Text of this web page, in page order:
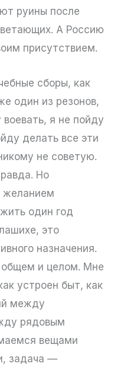
руины после
А Россию
присутствием.
сборы, как
один из резонов,
я не пойду
делать все эти
не советую.
Но
желанием
один год
это
назначения.
и целом. Мне
устроен быт, как
между
рядовым
вещами
задача —